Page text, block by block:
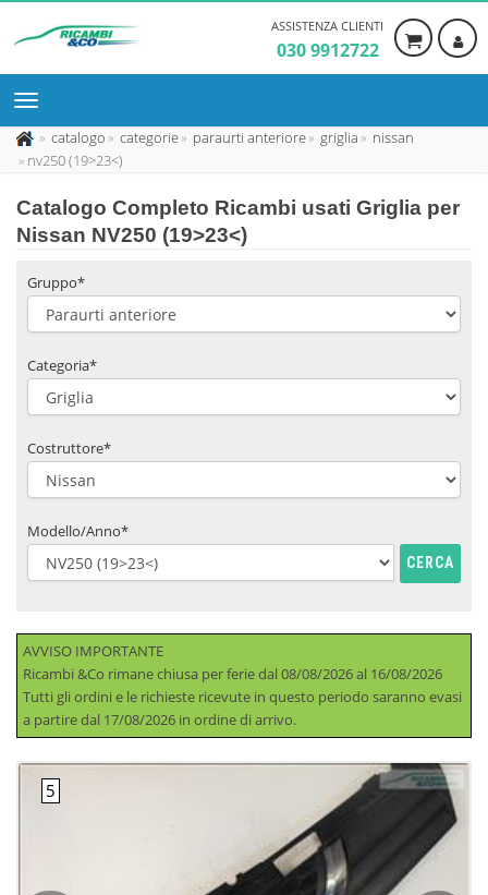
ASSISTENZA CLIENTI
030 9912722
catalogo categorie paraurti anteriore griglia
nissan
nv250 (19>23<)
Catalogo Completo Ricambi usati Griglia per
Nissan NV250 (19>23<)
Gruppo*
Categoria*
Costruttore*
Modello/Anno*
CERCA
AVVISO IMPORTANTE
Ricambi &Co rimane chiusa per ferie dal 08/08/2026 al 16/08/2026
Tutti gli ordini e le richieste ricevute in questo periodo saranno evasi
a partire dal 17/08/2026 in ordine di arrivo.